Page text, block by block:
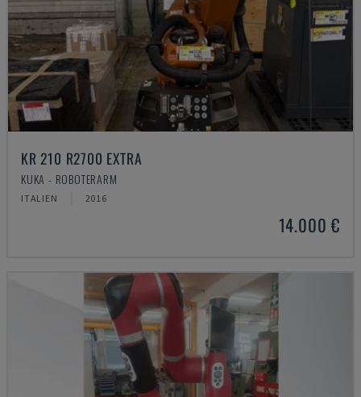
KR 210 R2700 EXTRA
KUKA - ROBOTERARM
ITALIEN 2016
14.000 €